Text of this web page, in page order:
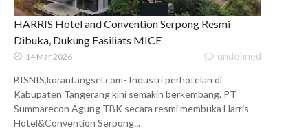
HARRIS Hotel and Convention Serpong Resmi
Dibuka, Dukung Fasiliats MICE
14 Mar 2026 undefined
BISNIS,korantangsel.com- Industri perhotelan di
Kabupaten Tangerang kini semakin berkembang. PT
Summarecon Agung TBK secara resmi membuka Harris
Hotel&Convention Serpong...